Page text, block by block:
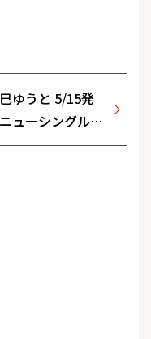
ゆうと 5/15発
ューシングル
ターオンライン
決定！